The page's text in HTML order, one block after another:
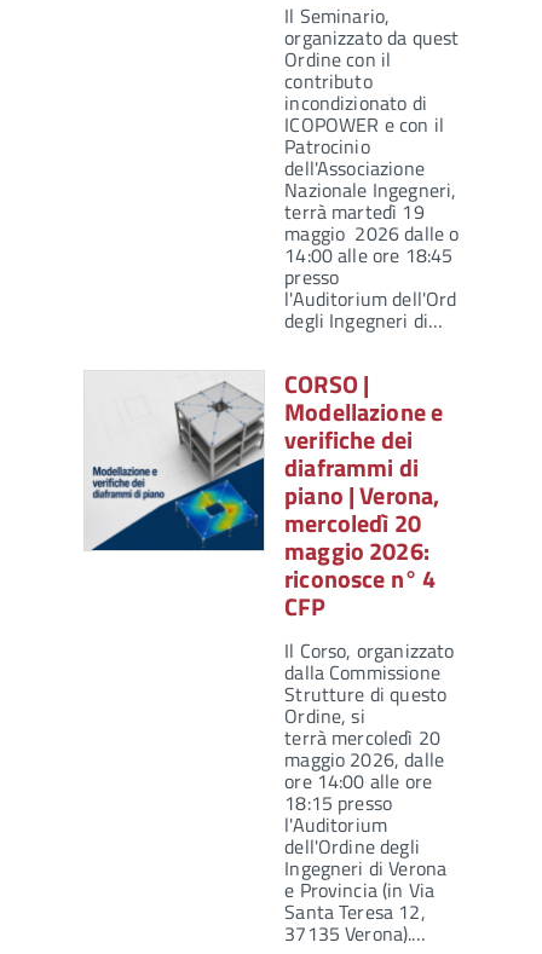
Il Seminario,
organizzato da questo
Ordine con il
contributo
incondizionato di
ICOPOWER e con il
Patrocinio
dell'Associazione
Nazionale Ingegneri, si
terrà martedì 19
maggio 2026 dalle ore
14:00 alle ore 18:45
presso
l'Auditorium dell'Ordine
degli Ingegneri di…
CORSO |
Modellazione e
verifiche dei
diaframmi di
piano | Verona,
mercoledì 20
maggio 2026:
riconosce n° 4
CFP
Il Corso, organizzato
dalla Commissione
Strutture di questo
Ordine, si
terrà mercoledì 20
maggio 2026, dalle
ore 14:00 alle ore
18:15 presso
l'Auditorium
dell'Ordine degli
Ingegneri di Verona
e Provincia (in Via
Santa Teresa 12,
37135 Verona).…